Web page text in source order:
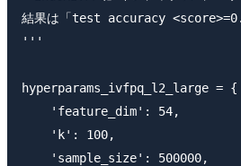
結果は「test accuracy
'''
hyperparams_ivfpq_l2_large = {
    'feature_dim': 54,
    'k': 100,
    'sample_size': 500000,